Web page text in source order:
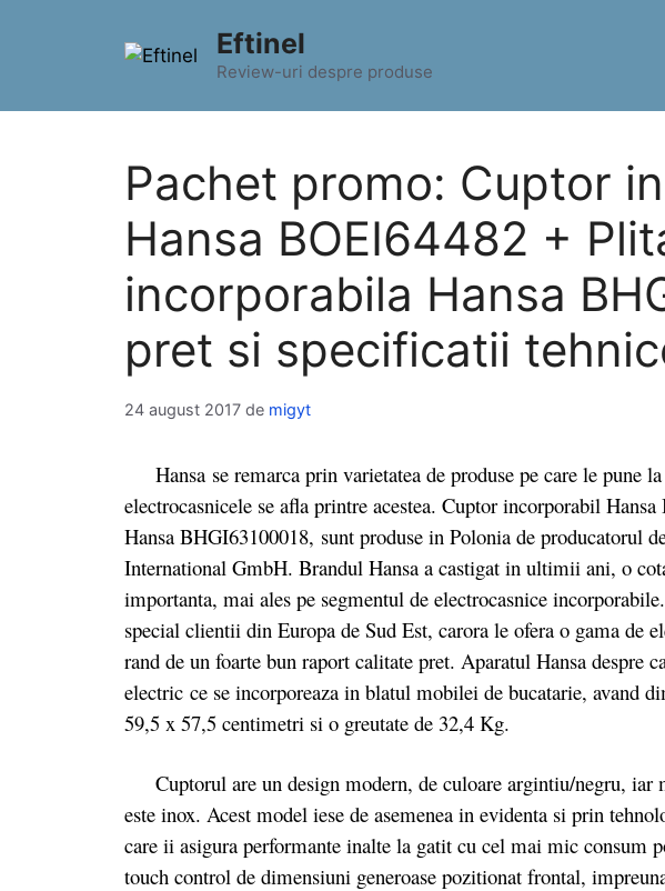
Eftinel
Review-uri despre produse
Pachet promo: Cuptor
Hansa BOEI64482 +
incorporabila Hansa
pret si specificatii
24 august 2017 de migyt
Hansa se remarca prin varietatea de produse pe care le pune
electrocasnicele se afla printre acestea. Cuptor incorporabil
Hansa BHGI63100018, sunt produse in Polonia de producatorul
International GmbH. Brandul Hansa a castigat in ultimii ani, o
importanta, mai ales pe segmentul de electrocasnice
special clientii din Europa de Sud Est, carora le ofera o gama de
rand de un foarte bun raport calitate pret. Aparatul Hansa despre
electric ce se incorporeaza in blatul mobilei de bucatarie, avand
59,5 x 57,5 centimetri si o greutate de 32,4 Kg.
Cuptorul are un design modern, de culoare argintiu/negru, iar
este inox. Acest model iese de asemenea in evidenta si prin
care ii asigura performante inalte la gatit cu cel mai mic consum
touch control de dimensiuni generoase pozitionat frontal,